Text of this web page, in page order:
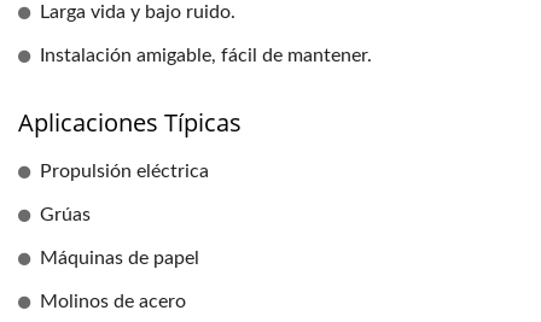
Larga vida y bajo ruido.
Instalación amigable, fácil de mantener.
Aplicaciones Típicas
Propulsión eléctrica
Grúas
Máquinas de papel
Molinos de acero